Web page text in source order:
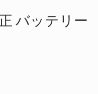
バッテリー